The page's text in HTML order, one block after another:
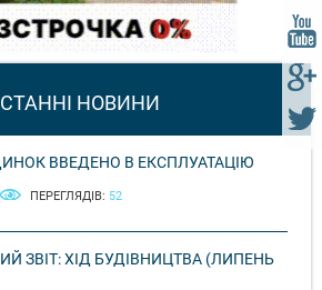
НОВИНИ
ВВЕДЕНО В ЕКСПЛУАТАЦІЮ
ПЕРЕГЛЯДІВ: 52
ЗВІТ: ХІД БУДІВНИЦТВА (ЛИПЕНЬ